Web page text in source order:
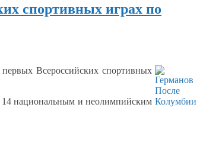
спортивных играх по
первых Всероссийских спортивных
14 национальным и неолимпийским